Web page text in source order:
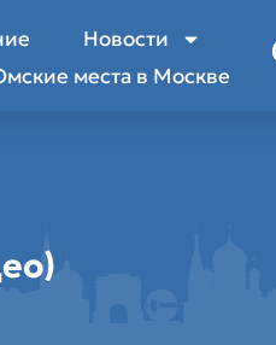
Новости
места в Москве